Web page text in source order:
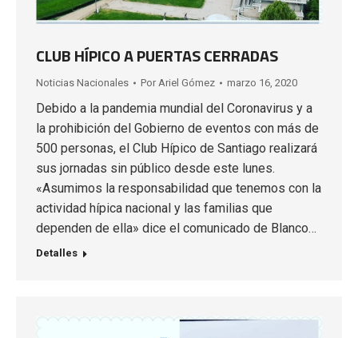
CLUB HÍPICO A PUERTAS CERRADAS
Noticias Nacionales Por Ariel Gómez marzo 16, 2020
Debido a la pandemia mundial del Coronavirus y a
la prohibición del Gobierno de eventos con más de
500 personas, el Club Hípico de Santiago realizará
sus jornadas sin público desde este lunes.
«Asumimos la responsabilidad que tenemos con la
actividad hípica nacional y las familias que
dependen de ella» dice el comunicado de Blanco…
Detalles